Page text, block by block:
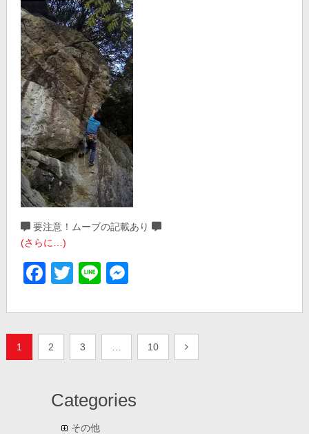
要注意！ムーブの記載あり
(さらに…)
Facebook
Twitter
Line
投
1 2 3 10
Categories
その他